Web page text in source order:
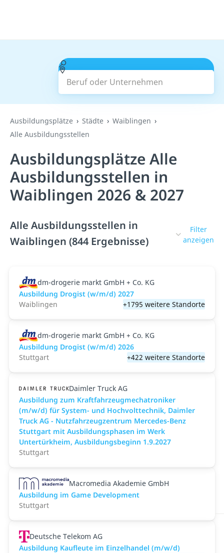
Beruf oder Unternehmen
Suchen
Ausbildungsplätze Städte
Waiblingen
Alle Ausbildungsstellen
Ausbildungsplätze Alle
Ausbildungsstellen in
Waiblingen 2026 & 2027
Alle Ausbildungsstellen in
Waiblingen (844 Ergebnisse)
Filter
anzeigen
dm-drogerie markt GmbH + Co. KG
Ausbildung Drogist (w/m/d) 2027
Waiblingen
+1795 weitere Standorte
dm-drogerie markt GmbH + Co. KG
Ausbildung Drogist (w/m/d) 2026
Stuttgart
+422 weitere Standorte
Daimler Truck AG
Ausbildung zum Kraftfahrzeugmechatroniker
(m/w/d) für System- und Hochvolttechnik, Daimler
Truck AG - Nutzfahrzeugzentrum Mercedes-Benz
Stuttgart mit Ausbildungsphasen im Werk
Untertürkheim, Ausbildungsbeginn 1.9.2027
Stuttgart
Macromedia Akademie GmbH
Ausbildung im Game Development
Stuttgart
Deutsche Telekom AG
Ausbildung Kaufleute im Einzelhandel (m/w/d)